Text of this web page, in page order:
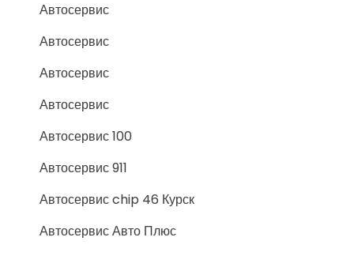
Автосервис
Автосервис
Автосервис
Автосервис
Автосервис 100
Автосервис 911
Автосервис chip 46 Курск
Автосервис Авто Плюс